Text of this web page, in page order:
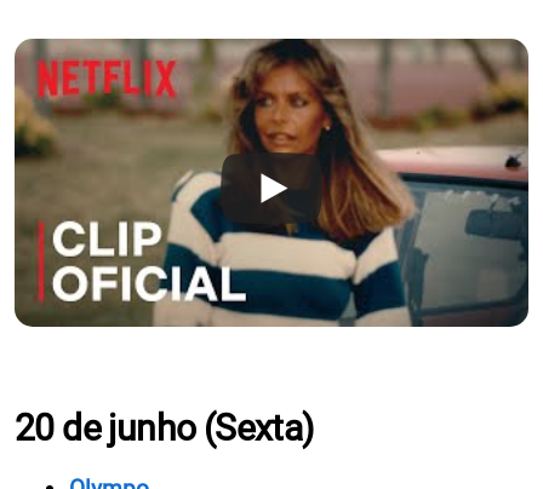
20 de junho (Sexta)